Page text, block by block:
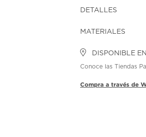
DETALLES
MATERIALES
DISPONIBLE
Conoce las Tiendas
Compra a través de